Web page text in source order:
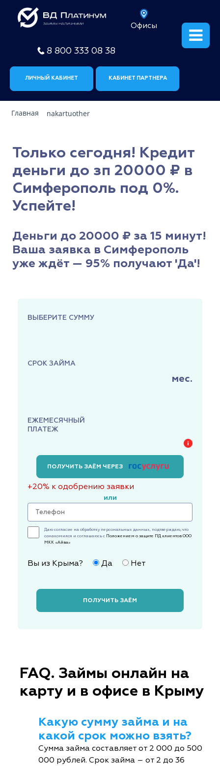
Офисы
8 800 333 08 38
ЛИЧНЫЙ КАБИНЕТ КАБИНЕТ ПАРТНЕРА
Главная nakartuother
Только сегодня! Кредит
деньги до зп 20000 ₽ в
Симферополь под 0%.
Успейте!
Деньги до 20000 ₽ за 15 минут!
Ваша заявка в Симферополь
уже ждёт — 95% получают 'Да'!
ВЫБЕРИТЕ СУММУ
СРОК ЗАЙМА
мес.
ЕЖЕМЕСЯЧНЫЙ
ПЛАТЕЖ
ПОЛУЧИТЬ ЗАЁМ ЧЕРЕЗ
+20% к одобрению заявки
или
Даю согласие на обработку персональных данных, подтверждаю, что
ознакомился и соглашаюсь с Положением о защите ПД клиентов ООО
МКК «Айва»
Вы из Крыма? Да Нет
ПОЛУЧИТЬ ЗАЁМ
FAQ. Займы онлайн на
карту и в офисе в Крыму
Какую сумму займа и на
какой срок можно взять?
Сумма займа составляет от 2 000 до 500
000 рублей. Срок займа – от 2 до 36